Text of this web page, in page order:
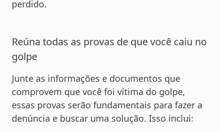
perdido.
Reúna todas as provas de que você caiu no
golpe
Junte as informações e documentos que
comprovem que você foi vítima do golpe,
essas provas serão fundamentais para fazer a
denúncia e buscar uma solução. Isso inclui: